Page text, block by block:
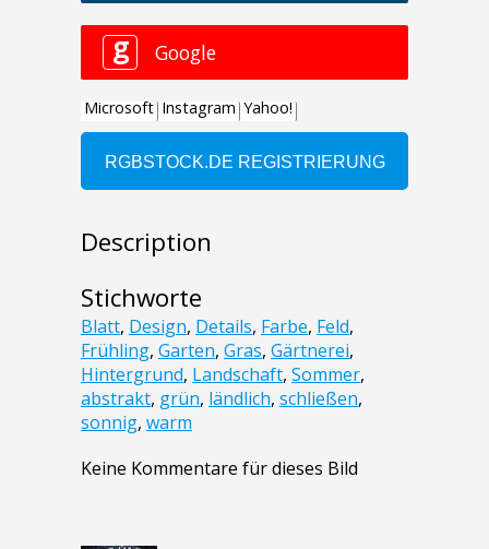
Description
Stichworte
Blatt, Design, Details, Farbe, Feld,
Frühling, Garten, Gras, Gärtnerei,
Hintergrund, Landschaft, Sommer,
abstrakt, grün, ländlich, schließen,
sonnig, warm
Keine Kommentare für dieses Bild